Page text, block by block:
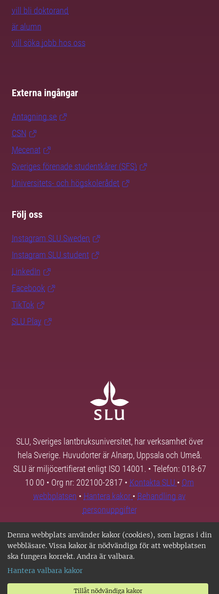
Denna webbplats använder kakor (cookies), som lagras i din
webbläsare. Vissa kakor är nödvändiga för att webbplatsen
ska fungera korrekt. Andra är valbara.
Hantera valbara kakor
Tillåt nödvändiga kakor
vill bli doktorand
är alumn
vill söka jobb hos oss
Externa ingångar
Antagning.se
CSN
Mecenat
Sveriges förenade studentkårer (SFS)
Universitets- och högskolerådet
Följ oss
Instagram SLU.Sweden
Instagram SLU.student
LinkedIn
Facebook
TikTok
SLU Play
SLU, Sveriges lantbruksuniversitet, har verksamhet över
hela Sverige. Huvudorter är Alnarp, Uppsala och Umeå.
SLU är miljöcertifierat enligt ISO 14001. • Telefon: 018-67
10 00 • Org nr: 202100-2817 • Kontakta SLU • Om
webbplatsen • Hantera kakor • Behandling av
personuppgifter